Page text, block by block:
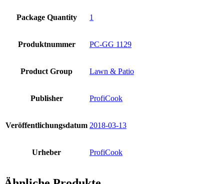
Package Quantity 1
Produktnummer PC-GG 1129
Product Group Lawn & Patio
Publisher ProfiCook
Veröffentlichungsdatum 2018-03-13
Urheber ProfiCook